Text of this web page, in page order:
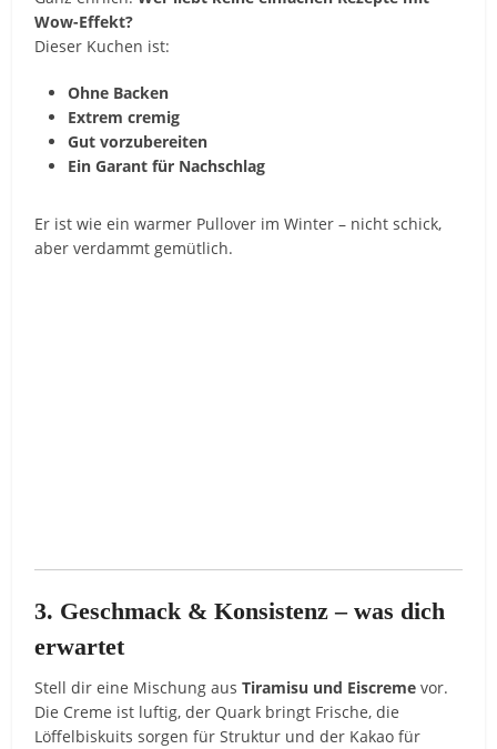
Wow-Effekt?
Dieser Kuchen ist:
Ohne Backen
Extrem cremig
Gut vorzubereiten
Ein Garant für Nachschlag
Er ist wie ein warmer Pullover im Winter – nicht schick,
aber verdammt gemütlich.
3. Geschmack & Konsistenz – was dich
erwartet
Stell dir eine Mischung ausTiramisu und Eiscreme vor.
Die Creme ist luftig, der Quark bringt Frische, die
Löffelbiskuits sorgen für Struktur und der Kakao für